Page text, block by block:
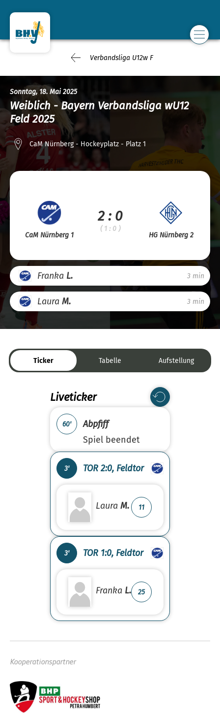
Verbandsliga U12w F
Sonntag, 18. Mai 2025
Weiblich - Bayern Verbandsliga wU12
Feld 2025
CaM Nürnberg - Hockeyplatz - Platz 1
CaM Nürnberg 1
2 : 0
( 1 : 0 )
HG Nürnberg 2
Franka L. 3 min
LauraM. 3 min
Ticker Tabelle Aufstellung
Liveticker
60'
Abpfiff
Spiel beendet
3' TOR 2:0, Feldtor
Laura M. 11
3' TOR 1:0, Feldtor
Franka L. 25
Kooperationspartner